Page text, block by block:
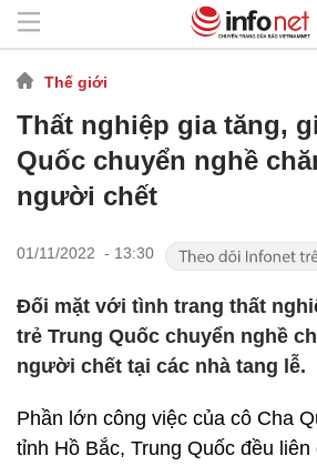
Thế giới
Thất nghiệp gia tăng,
Quốc chuyển nghề
người chết
01/11/2022 - 13:30
Đối mặt với tình trang thất
trẻ Trung Quốc chuyển nghề
người chết tại các nhà tang lễ.
Phần lớn công việc của cô Cha
tỉnh Hồ Bắc, Trung Quốc đều